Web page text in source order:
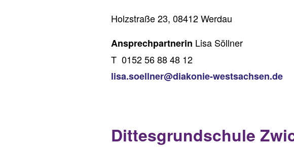
Holzstraße 23, 08412 Werdau
Ansprechpartnerin Lisa Söllner
T 0152 56 88 48 12
lisa.soellner@diakonie-westsachsen.de
Dittesgrundschule